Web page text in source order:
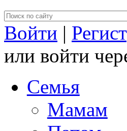
Войти |
или войти
Семья
Мамам